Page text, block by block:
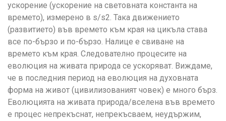
ускорение (ускорение на световната константа на
времето), измерено в s/s2. Така движението
(развитието) във времето към края на цикъла става
все по-бързо и по-бързо. Налице е свиване на
времето към края. Следователно процесите на
еволюция на живата природа се ускоряват. Виждаме,
че в последния период на еволюция на духовната
форма на живот (цивилизованият човек) е много бърз.
Еволюцията на живата природа/вселена във времето
е процес непрекъснат, непрекъсваем, неудържим,